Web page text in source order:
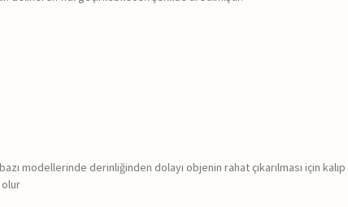
bazı modellerinde derinliğinden dolayı objenin rahat çıkarılması için
olur